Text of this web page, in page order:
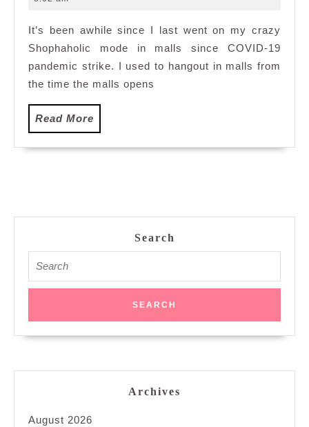
Plaza
It’s been awhile since I last went on my crazy
Shophaholic mode in malls since COVID-19
pandemic strike. I used to hangout in malls from
the time the malls opens
Read More
More
Search
for:
Archives
August 2026